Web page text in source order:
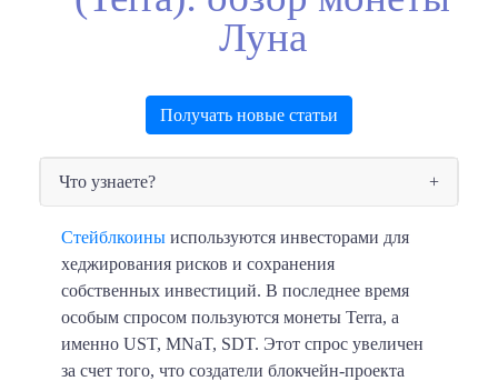
Луна
Получать новые статьи
Что узнаете?
Стейблкоины используются инвесторами для
хеджирования рисков и сохранения
собственных инвестиций. В последнее время
особым спросом пользуются монеты Terra, а
именно UST, MNaT, SDT. Этот спрос увеличен
за счет того, что создатели блокчейн-проекта